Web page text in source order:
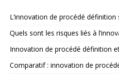
L’innovation de procédé
Quels sont les risques liés à
Innovation de procédé définition
Comparatif : innovation de